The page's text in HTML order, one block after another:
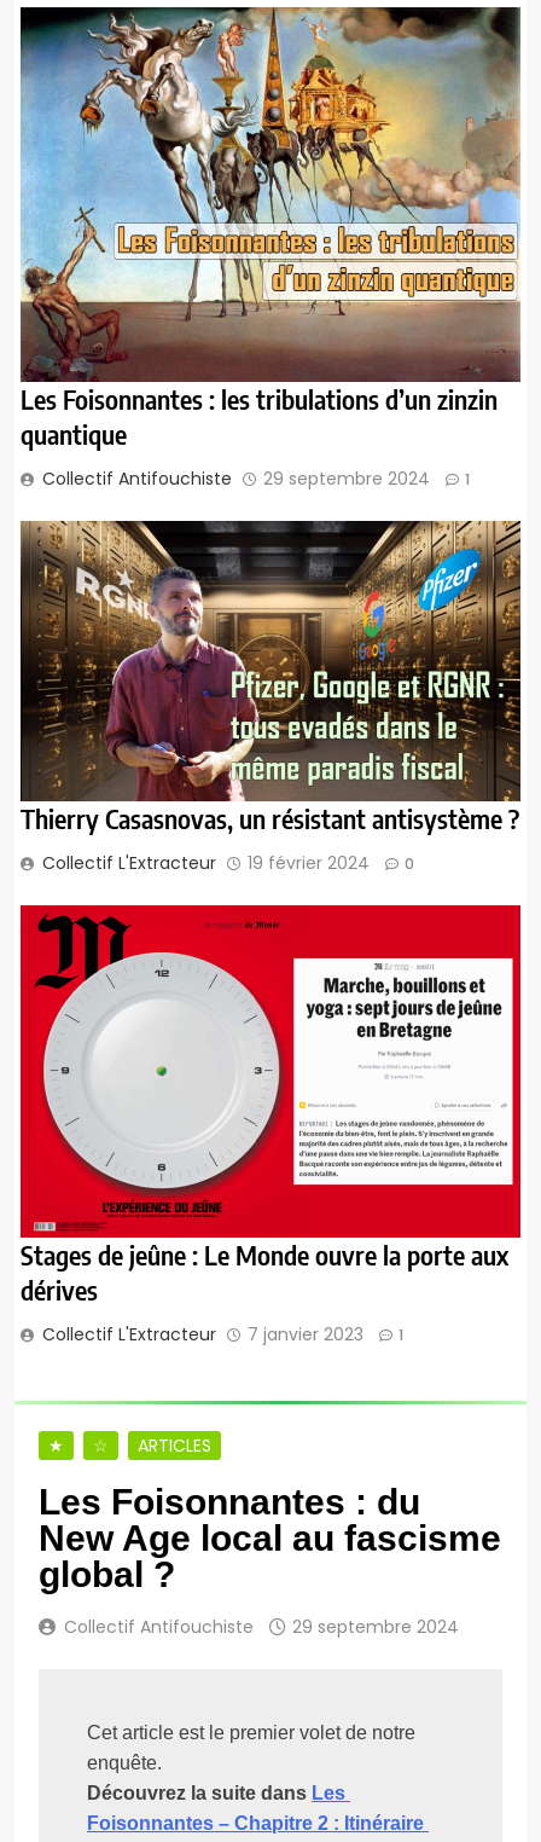
★ ☆ ARTICLES
Les Foisonnantes : du
New Age local au fascisme
global ?
Collectif Antifouchiste 29 septembre 2024
Cet article est le premier volet de notre
enquête.
Découvrez la suite dans Les
Foisonnantes – Chapitre 2 : Itinéraire
Les Foisonnantes : les tribulations d’un zinzin
quantique
Collectif Antifouchiste 29 septembre 2024 1
Thierry Casasnovas, un résistant antisystème ?
Collectif L'Extracteur 19 février 2024 0
Stages de jeûne : Le Monde ouvre la porte aux
dérives
Collectif L'Extracteur 7 janvier 2023 1